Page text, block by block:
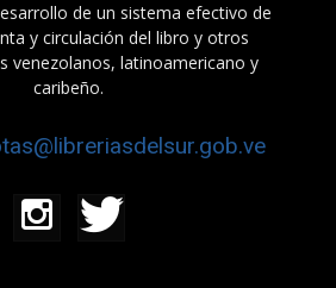
de un sistema efectivo de
y circulación del libro y otros
venezolanos, latinoamericano y
caribeño.